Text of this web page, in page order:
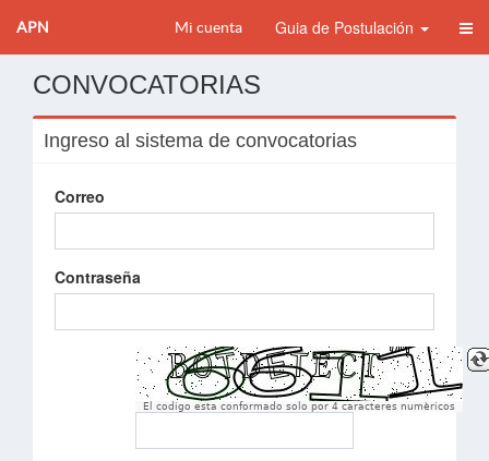
APN Mi cuenta Guia de Postulación
CONVOCATORIAS
Ingreso al sistema de convocatorias
Correo
Contraseña
El codigo esta conformado solo por 4 caracteres numèricos